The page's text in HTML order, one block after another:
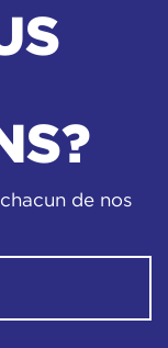
de nos